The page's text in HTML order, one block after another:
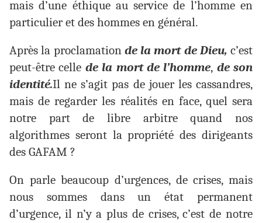
mais d’une éthique au service de l’homme en
particulier et des hommes en général.
Après la proclamation de la mort de Dieu, c’est
peut-être celle de la mort de l’homme, de son
identité.Il ne s’agit pas de jouer les cassandres,
mais de regarder les réalités en face, quel sera
notre part de libre arbitre quand nos
algorithmes seront la propriété des dirigeants
des GAFAM ?
On parle beaucoup d’urgences, de crises, mais
nous sommes dans un état permanent
d’urgence, il n’y a plus de crises, c’est de notre